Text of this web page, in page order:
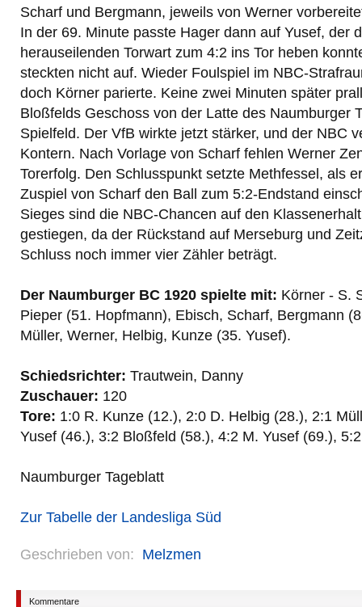
Scharf und Bergmann, jeweils von Werner
In der 69. Minute passte Hager dann auf Yusef, der
herauseilenden Torwart zum 4:2 ins Tor heben
steckten nicht auf. Wieder Foulspiel im NBC-
doch Körner parierte. Keine zwei Minuten später
Bloßfelds Geschoss von der Latte des Naumburger
Spielfeld. Der VfB wirkte jetzt stärker, und der NBC
Kontern. Nach Vorlage von Scharf fehlen Werner
Torerfolg. Den Schlusspunkt setzte Methfessel, als
Zuspiel von Scharf den Ball zum 5:2-Endstand
Sieges sind die NBC-Chancen auf den
gestiegen, da der Rückstand auf Merseburg und
Schluss noch immer vier Zähler beträgt.
Der Naumburger BC 1920 spielte mit: Körner - S.
Pieper (51. Hopfmann), Ebisch, Scharf, Bergmann
Müller, Werner, Helbig, Kunze (35. Yusef).
Schiedsrichter: Trautwein, Danny
Zuschauer: 120
Tore: 1:0 R. Kunze (12.), 2:0 D. Helbig (28.), 2:1
Yusef (46.), 3:2 Bloßfeld (58.), 4:2 M. Yusef (69.),
Naumburger Tageblatt
Zur Tabelle der Landesliga Süd
Geschrieben von: Melzmen
Kommentare